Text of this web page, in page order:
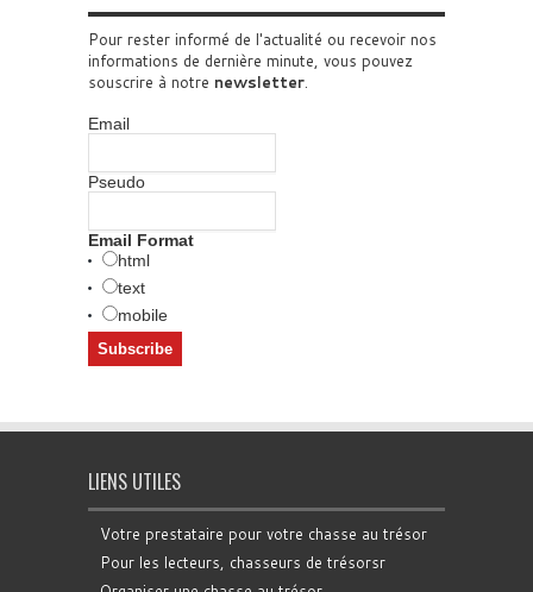
Pour rester informé de l'actualité ou recevoir nos
informations de dernière minute, vous pouvez
souscrire à notre newsletter.
Email
Pseudo
Email Format
html
text
mobile
LIENS UTILES
Votre prestataire pour votre chasse au trésor
Pour les lecteurs, chasseurs de trésorsr